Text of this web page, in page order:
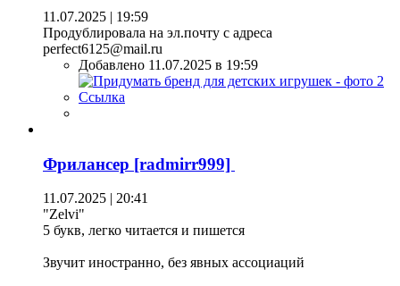
11.07.2025 | 19:59
Продублировала на эл.почту с адреса
perfect6125@mail.ru
Добавлено 11.07.2025 в 19:59
Ссылка
Фрилансер [radmirr999]
11.07.2025 | 20:41
"Zelvi"
5 букв, легко читается и пишется
Звучит иностранно, без явных ассоциаций